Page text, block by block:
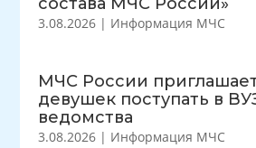
3.08.2026 | Информация МЧС
МЧС России
девушек поступать в
ведомства
3.08.2026 | Информация МЧС